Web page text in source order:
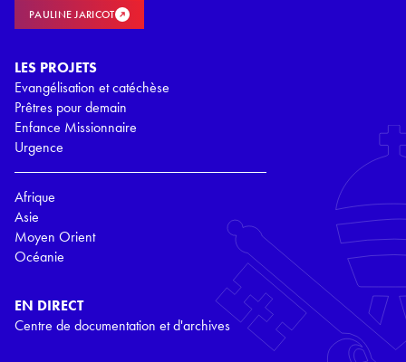
PAULINE JARICOT
LES PROJETS
Evangélisation et catéchèse
Prêtres pour demain
Enfance Missionnaire
Urgence
Afrique
Asie
Moyen Orient
Océanie
EN DIRECT
Centre de documentation et d'archives